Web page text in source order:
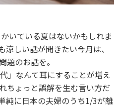
いている夏はないかもしれま
しい話が聞きたい今月は、
題のお話を。
」なんて耳にすることが増え
ちょっと誤解を生む言い方だ
純に日本の夫婦のうち1/3が離